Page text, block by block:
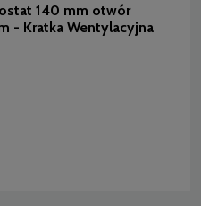
140 mm otwór
- Kratka Wentylacyjna